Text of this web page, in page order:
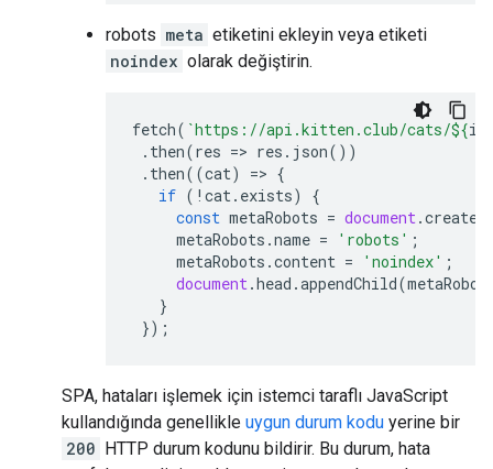
robots meta etiketini ekleyin veya etiketi
noindex olarak değiştirin.
fetch( `https://api.kitten.club/cats/${id
. then(res => res . json())
. then((cat) => {
if ( ! cat. exists)
{
const metaRobots = document.
metaRobots .name = 'robots' ;
metaRobots .content = 'noindex' ;
document.head .appendChild(
}
});
SPA, hataları işlemek için istemci taraflı JavaScript
kullandığında genellikle uygun durum kodu yerine bir
200 HTTP durum kodunu bildirir. Bu durum, hata